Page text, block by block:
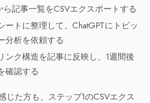
ら記事一覧をCSVエクスポートする
ートに整理して、ChatGPTにトピッ
分析を依頼する
ンク構造を記事に反映し、1週間後
確認する
じた方も、ステップ1のCSVエクス